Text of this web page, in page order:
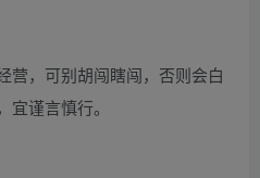
营，可别胡闯瞎闯，否则会白
谨言慎行。